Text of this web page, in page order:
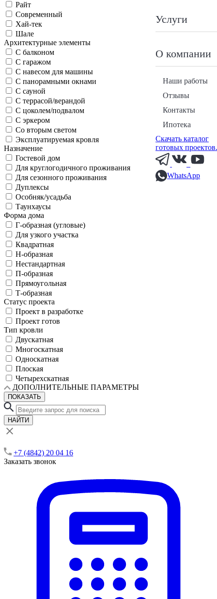
Услуги
О компании
Наши работы
Отзывы
Контакты
Ипотека
Скачать каталог
готовых
WhatsApp
Райт
Современный
Хай-тек
Шале
Архитектурные элементы
С балконом
С гаражом
С навесом для машины
С панорамными окнами
С сауной
С террасой/верандой
С цоколем/подвалом
С эркером
Со вторым светом
Эксплуатируемая кровля
Назначение
Гостевой дом
Для круглогодичного проживания
Для сезонного проживания
Дуплексы
Особняк/усадьба
Таунхаусы
Форма дома
Г-образная (угловые)
Для узкого участка
Квадратная
Н-образная
Нестандартная
П-образная
Прямоугольная
Т-образная
Статус проекта
Проект в разработке
Проект готов
Тип кровли
Двускатная
Многоскатная
Односкатная
Плоская
Четырехскатная
ДОПОЛНИТЕЛЬНЫЕ ПАРАМЕТРЫ
ПОКАЗАТЬ
НАЙТИ
+7 (4842) 20 04 16
Заказать звонок